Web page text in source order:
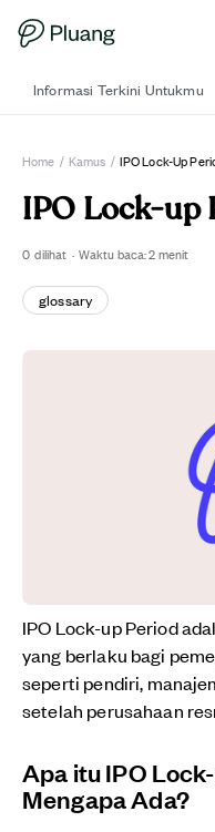
Informasi Terkini Untukmu
Home / Kamus / IPO Lock-Up
IPO Lock-up
0 dilihat · Waktu baca:2menit
glossary
IPO Lock-up Period
yang berlaku bagi
seperti pendiri,
setelah perusahaan
Apa itu IPO
Mengapa Ada?